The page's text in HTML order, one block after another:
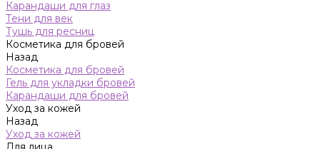
Карандаши для глаз
Тени для век
Тушь для ресниц
Косметика для бровей
Назад
Косметика для бровей
Гель для укладки бровей
Карандаши для бровей
Уход за кожей
Назад
Уход за кожей